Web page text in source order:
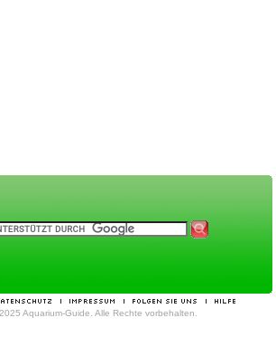
Aquarium-Guide. Alle Rechte vorbehalten.